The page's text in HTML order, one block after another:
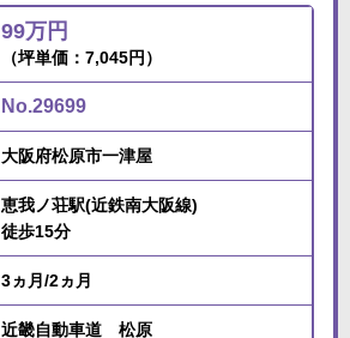
99万円
（坪単価：7,045円）
No.29699
大阪府松原市一津屋
恵我ノ荘駅(近鉄南大阪線)
徒歩15分
3ヵ月/2ヵ月
近畿自動車道 松原